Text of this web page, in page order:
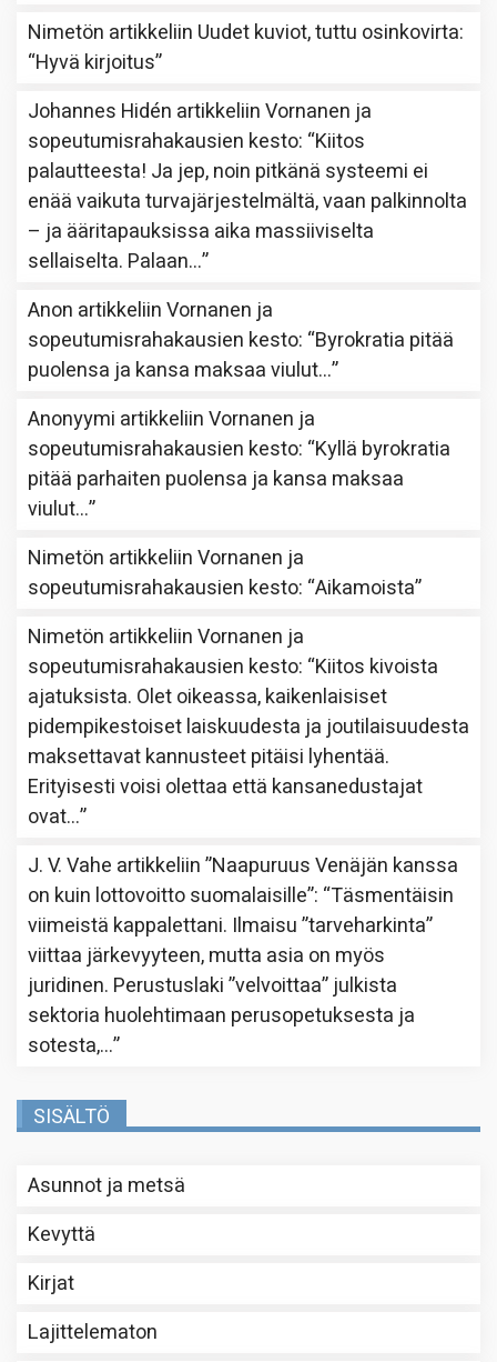
Nimetön artikkeliin Uudet kuviot, tuttu osinkovirta:
“Hyvä kirjoitus”
Johannes Hidén artikkeliinVornanen ja
sopeutumisrahakausien kesto: “Kiitos
palautteesta! Ja jep, noin pitkänä systeemi ei
enää vaikuta turvajärjestelmältä, vaan palkinnolta
– ja ääritapauksissa aika massiiviselta
sellaiselta. Palaan…”
Anon artikkeliinVornanen ja
sopeutumisrahakausien kesto: “Byrokratia pitää
puolensa ja kansa maksaa viulut…”
Anonyymi artikkeliinVornanen ja
sopeutumisrahakausien kesto: “Kyllä byrokratia
pitää parhaiten puolensa ja kansa maksaa
viulut…”
Nimetön artikkeliinVornanen ja
sopeutumisrahakausien kesto: “Aikamoista”
Nimetön artikkeliinVornanen ja
sopeutumisrahakausien kesto: “Kiitos kivoista
ajatuksista. Olet oikeassa, kaikenlaisiset
pidempikestoiset laiskuudesta ja joutilaisuudesta
maksettavat kannusteet pitäisi lyhentää.
Erityisesti voisi olettaa että kansanedustajat
ovat…”
J. V. Vahe artikkeliin”Naapuruus Venäjän kanssa
on kuin lottovoitto suomalaisille”: “Täsmentäisin
viimeistä kappalettani. Ilmaisu ”tarveharkinta”
viittaa järkevyyteen, mutta asia on myös
juridinen. Perustuslaki ”velvoittaa” julkista
sektoria huolehtimaan perusopetuksesta ja
sotesta,…”
SISÄLTÖ
Asunnot ja metsä
Kevyttä
Kirjat
Lajittelematon